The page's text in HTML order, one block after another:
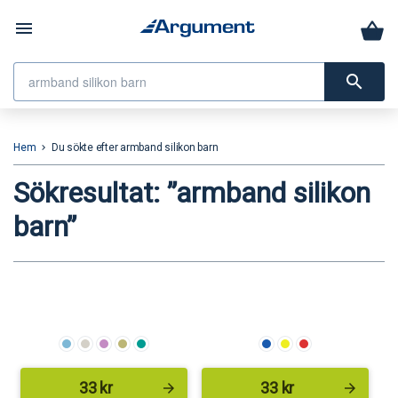
menu
search
Hem keyboard_arrow_right Du sökte efter armband silikon barn
Sökresultat: ”armband silikon
barn”
33kr arrow_forward 33 kr arrow_forward